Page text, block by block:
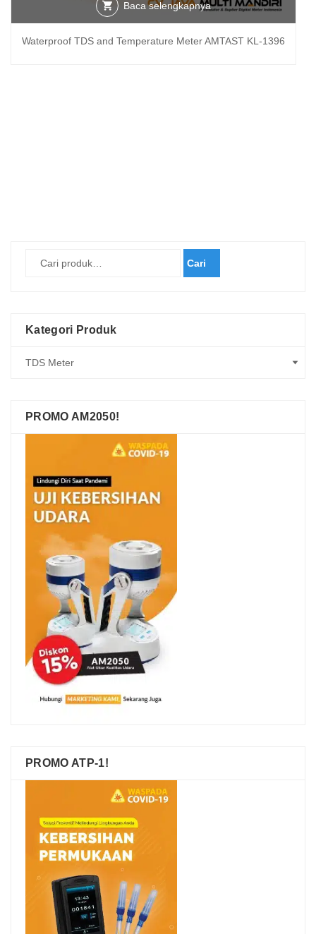
Baca selengkapnya
Waterproof TDS and Temperature Meter AMTAST KL-1396
Cari
Kategori Produk
PROMO AM2050!
PROMO ATP-1!